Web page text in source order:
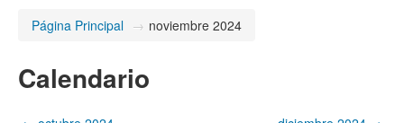
Página Principal → noviembre 2024
Calendario